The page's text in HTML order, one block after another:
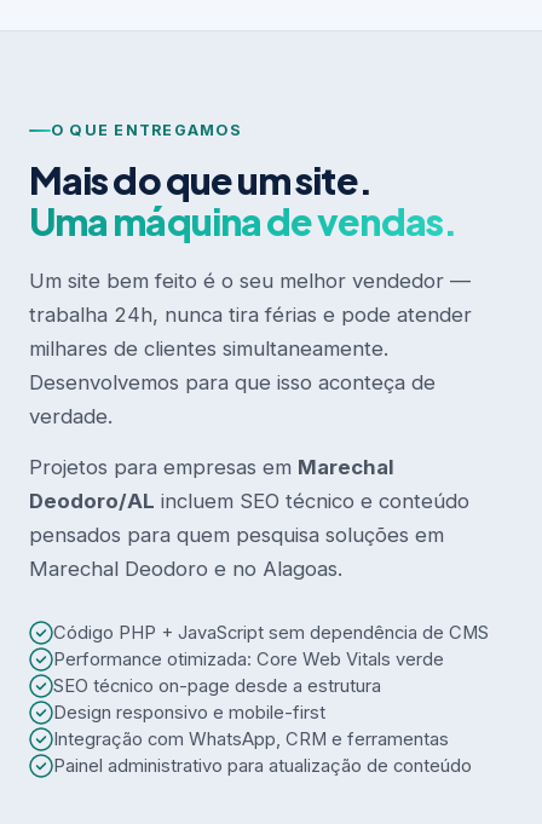
O QUE ENTREGAMOS
Mais do que um site.
Uma máquina de vendas.
Um site bem feito é o seu melhor vendedor —
trabalha 24h, nunca tira férias e pode atender
milhares de clientes simultaneamente.
Desenvolvemos para que isso aconteça de
verdade.
Projetos para empresas em Marechal
Deodoro/AL incluem SEO técnico e conteúdo
pensados para quem pesquisa soluções em
Marechal Deodoro e no Alagoas.
Código PHP + JavaScript sem dependência de CMS
Performance otimizada: Core Web Vitals verde
SEO técnico on-page desde a estrutura
Design responsivo e mobile-first
Integração com WhatsApp, CRM e ferramentas
Painel administrativo para atualização de conteúdo